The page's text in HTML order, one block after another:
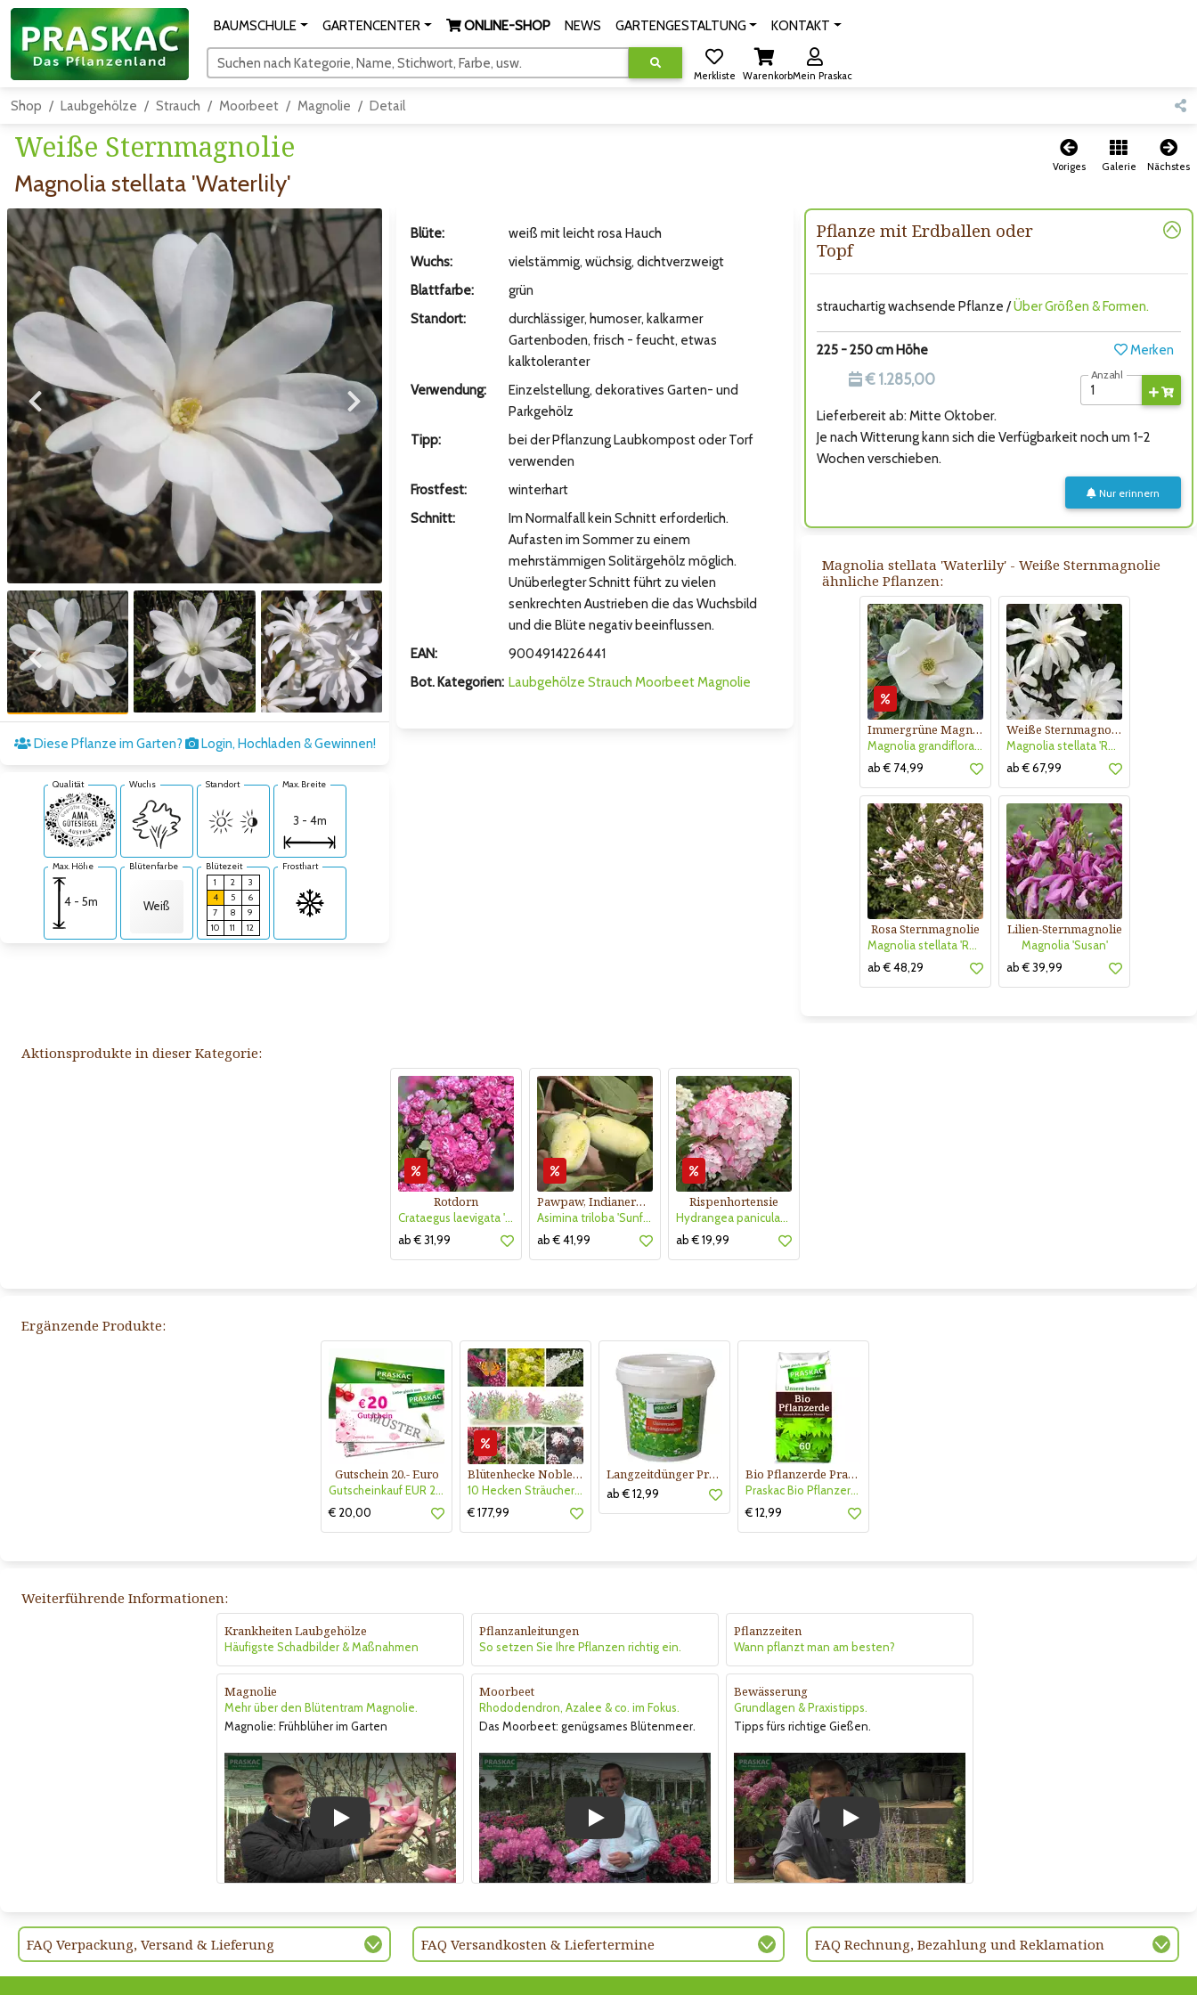
BAUMSCHULE GARTENCENTER ONLINE-SHOP NEWS GARTENGESTALTUNG KONTAKT
Suchen nach Kategorie, Name, Stichwort, Farbe, usw.
Merkliste WarenkorbMein Praskac
Shop Laubgehölze Strauch Moorbeet Magnolie Detail
Weiße Sternmagnolie
Magnolia stellata 'Waterlily'
Voriges Galerie Nächstes
Zum vorigen Bild Zum nächsten Bild
Zum vorigen Bild Zum nächsten Bild
Diese Pflanze im Garten? Login, Hochladen & Gewinnen!
Qualität Wuchs Standort Max. Breite
3 - 4m
Max. Höhe
4 - 5m
Blütenfarbe
Weiß
Blütezeit
1
2
3
4
5
6
7
8
9
10
11 12
Frosthart
Pflanze mit Erdballen oder
Topf
strauchartig wachsende Pflanze /Über Größen & Formen.
225 - 250 cm Höhe Merken
€ 1.285,00 Anzahl
Lieferbereit ab: Mitte Oktober.
Je nach Witterung kann sich die Verfügbarkeit noch um 1-2
Wochen verschieben.
Nur erinnern
Magnolia stellata 'Waterlily' - Weiße Sternmagnolie
ähnliche Pflanzen:
Immergrüne Magnolie
Magnolia grandiflora 'Little Gem'
ab € 74,99
Weiße Sternmagnolie
Magnolia stellata 'Royal Star'
ab € 67,99
Rosa Sternmagnolie
Magnolia stellata 'Rosea'
ab € 48,29
Lilien-Sternmagnolie
Magnolia 'Susan'
ab € 39,99
Blüte:
weiß mit leicht rosa Hauch
Wuchs:
vielstämmig, wüchsig, dichtverzweigt
Blattfarbe:
grün
Standort:
durchlässiger, humoser, kalkarmer
Gartenboden, frisch - feucht, etwas
kalktoleranter
Verwendung:
Einzelstellung, dekoratives Garten- und
Parkgehölz
Tipp:
bei der Pflanzung Laubkompost oder Torf
verwenden
Frostfest:
winterhart
Schnitt:
Im Normalfall kein Schnitt erforderlich.
Aufasten im Sommer zu einem
mehrstämmigen Solitärgehölz möglich.
Unüberlegter Schnitt führt zu vielen
senkrechten Austrieben die das Wuchsbild
und die Blüte negativ beeinflussen.
EAN:
9004914226441
Bot. Kategorien: Laubgehölze Strauch MoorbeetMagnolie
Aktionsprodukte in dieser Kategorie:
Rotdorn
Crataegus laevigata 'Pauls Scarlet'
ab € 31,99
Pawpaw, Indianerbanane
Asimina triloba 'Sunflower'
ab € 41,99
Rispenhortensie
Hydrangea paniculata 'Vanille Fraise'
ab € 19,99
Ergänzende Produkte:
Gutschein 20.- Euro
Gutscheinkauf EUR 20.-
€ 20,00
Blütenhecke Nobless-Kollektion Nr. 402
10 Hecken Sträucher - für 10 lfm Blütenhecke - Blühend März - Oktober
€ 177,99
Langzeitdünger Praskac
ab € 12,99
Bio Pflanzerde Praskac
Praskac Bio Pflanzerde
€ 12,99
Weiterführende Informationen:
Krankheiten Laubgehölze
Häufigste Schadbilder & Maßnahmen
Pflanzanleitungen
So setzen Sie Ihre Pflanzen richtig ein.
Pflanzzeiten
Wann pflanzt man am besten?
Magnolie
Mehr über den Blütentram Magnolie.
Magnolie: Frühblüher im Garten
Play
Moorbeet
Rhododendron, Azalee & co. im Fokus.
Das Moorbeet: genügsames Blütenmeer.
Play
Bewässerung
Grundlagen & Praxistipps.
Tipps fürs richtige Gießen.
Play
FAQ Verpackung, Versand & Lieferung FAQ Versandkosten & Liefertermine FAQ Rechnung, Bezahlung und Reklamation